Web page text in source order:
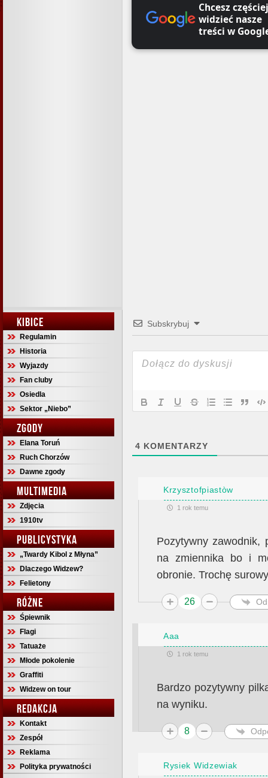
KIBICE
Regulamin
Historia
Wyjazdy
Fan cluby
Osiedla
Sektor „Niebo”
ZGODY
Elana Toruń
Ruch Chorzów
Dawne zgody
MULTIMEDIA
Zdjęcia
1910tv
PUBLICYSTYKA
„Twardy Kibol z Młyna”
Dlaczego Widzew?
Felietony
RÓŻNE
Śpiewnik
Flagi
Tatuaże
Młode pokolenie
Graffiti
Widzew on tour
REDAKCJA
Kontakt
Zespół
Reklama
Polityka prywatności
Chcesz częściej
widzieć nasze
treści w
Subskrybuj
4 KOMENTARZY
Krzysztofpiastòw
1 rok temu
Pozytywny zawodnik,
na zmiennika bo i
obronie. Trochę
26
Aaa
1 rok temu
Bardzo pozytywny
na wyniku.
8
Rysiek Widzewiak